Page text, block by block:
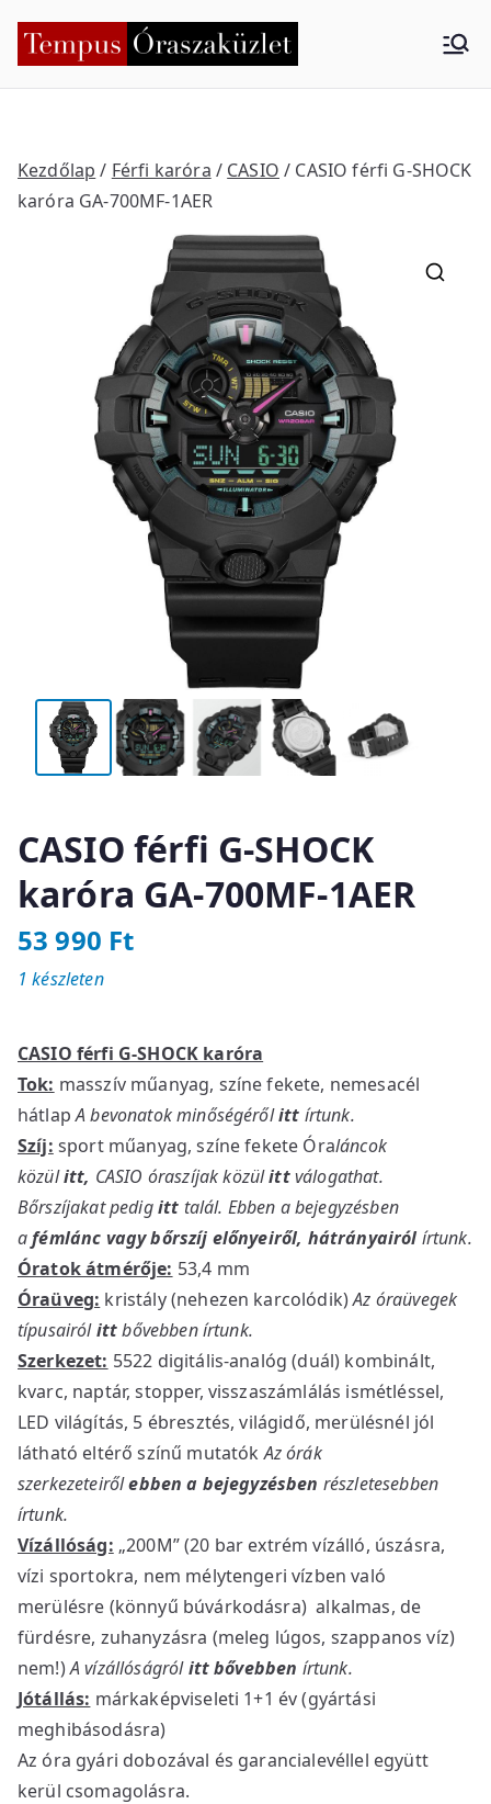
Tempus
küzlet
Kezdőlap / Férfi karóra / CASIO / CASIO férfi G-SHOCK
karóra GA-700MF-1AER
CASIO férfi G-SHOCK
karóra GA-700MF-1AER
53 990 Ft
CASIO férfi G-SHOCK karóra
Tok: masszív műanyag, színe fekete, nemesacél
hátlapA bevonatok minőségérőlitt írtunk.
Szíj: sport műanyag, színe fekete Óraláncok
közülitt, CASIO óraszíjak közülittválogathat.
Bőrszíjakat pedigitt talál. Ebben a bejegyzésben
afémlánc vagy bőrszíj előnyeiről, hátrányairól írtunk.
Óratok átmérője: 53,4 mm
Óraüveg: kristály (nehezen karcolódik)Az óraüvegek
típusairólittbővebben írtunk.
Szerkezet: 5522 digitális-analóg (duál) kombinált,
kvarc, naptár, stopper, visszaszámlálás ismétléssel,
LED világítás, 5 ébresztés, világidő, merülésnél jól
látható eltérő színű mutatókAz órák
szerkezeteirőlebben a bejegyzésben részletesebben
írtunk.
Vízállóság: „200M” (20 bar extrém vízálló, úszásra,
vízi sportokra, nem mélytengeri vízben való
merülésre (könnyű búvárkodásra) alkalmas, de
fürdésre, zuhanyzásra (meleg lúgos, szappanos víz)
nem!)A vízállóságrólitt bővebben írtunk.
Jótállás: márkaképviseleti 1+1 év (gyártási
meghibásodásra)
Az óra gyári dobozával és garancialevéllel együtt
kerül csomagolásra.
1 készleten